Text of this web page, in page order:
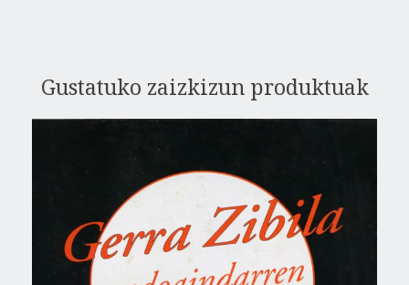
Gustatuko zaizkizun produktuak